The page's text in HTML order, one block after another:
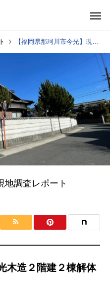
【福岡県那珂川市今光】現地調査レポート
地調査レポート
木造２階建２棟解体